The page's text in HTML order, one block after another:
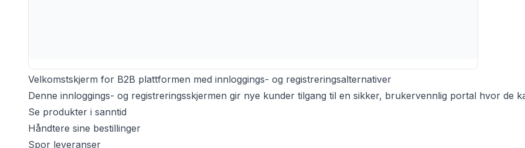
Velkomstskjerm for B2B plattformen med innloggings- og registreringsalternativer
Denne innloggings- og registreringsskjermen gir nye kunder tilgang til en sikker, brukervennlig portal hvor de
Se produkter i sanntid
Håndtere sine bestillinger
Spor leveranser